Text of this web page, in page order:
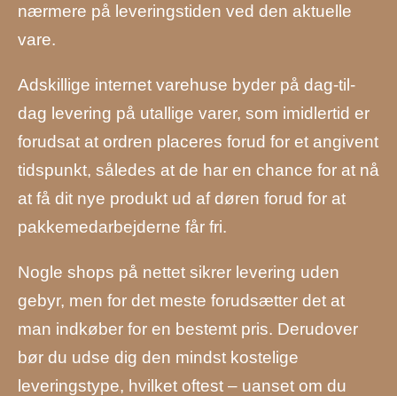
nærmere på leveringstiden ved den aktuelle
vare.
Adskillige internet varehuse byder på dag-til-
dag levering på utallige varer, som imidlertid er
forudsat at ordren placeres forud for et angivent
tidspunkt, således at de har en chance for at nå
at få dit nye produkt ud af døren forud for at
pakkemedarbejderne får fri.
Nogle shops på nettet sikrer levering uden
gebyr, men for det meste forudsætter det at
man indkøber for en bestemt pris. Derudover
bør du udse dig den mindst kostelige
leveringstype, hvilket oftest – uanset om du